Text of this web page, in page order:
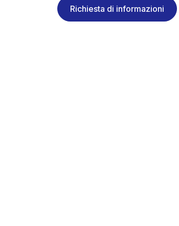
Richiesta di informazioni